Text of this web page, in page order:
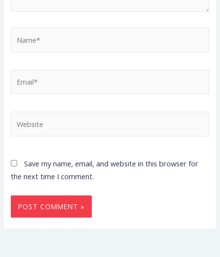
Save my name, email, and website in this browser for
the next time I comment.